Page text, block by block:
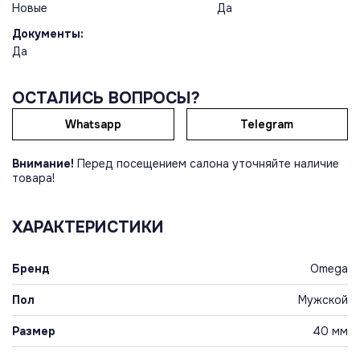
Новые
Да
Документы:
Да
ОСТАЛИСЬ ВОПРОСЫ?
Whatsapp Telegram
Внимание! Перед посещением салона уточняйте наличие
товара!
ХАРАКТЕРИСТИКИ
Бренд Omega
Пол Мужской
Размер 40 мм